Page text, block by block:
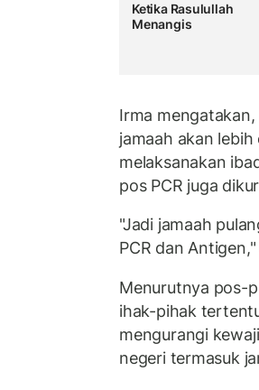
Ketika Rasulullah
Menangis
Irma
jamaah akan
melaksanakan
pos PCR juga
"Jadi jamaah
PCR dan
Menurutnya pos-
ihak-pihak
mengurangi
negeri termasuk